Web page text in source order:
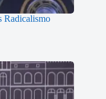
Radicalismo